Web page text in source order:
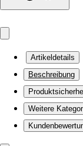
Artikeldetails
Beschreibung
Weitere